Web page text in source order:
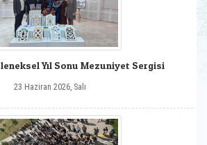
Yıl Sonu Mezuniyet Sergisi
23 Haziran 2026, Salı